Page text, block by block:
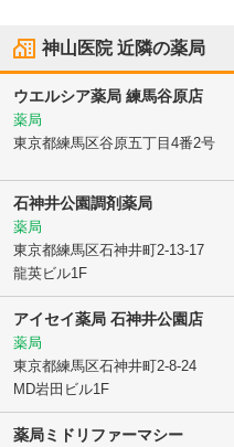
神山医院近隣の薬局
ウエルシア薬局 練馬谷原店
薬局
東京都練馬区谷原五丁目4番2号
石神井公園調剤薬局
薬局
東京都練馬区石神井町2-13-17
龍英ビル1F
アイセイ薬局 石神井公園店
薬局
東京都練馬区石神井町2-8-24
MD岩田ビル1F
薬局ミドリファーマシー